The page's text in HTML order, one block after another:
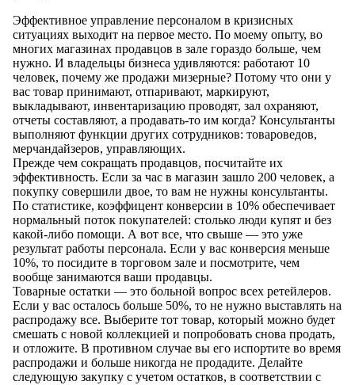
Эффективное управление персоналом в кризисных
ситуациях выходит на первое место. По моему опыту, во
многих магазинах продавцов в зале гораздо больше, чем
нужно. И владельцы бизнеса удивляются: работают 10
человек, почему же продажи мизерные? Потому что они у
вас товар принимают, отпаривают, маркируют,
выкладывают, инвентаризацию проводят, зал охраняют,
отчеты составляют, а продавать-то им когда? Консультанты
выполняют функции других сотрудников: товароведов,
мерчандайзеров, управляющих.
Прежде чем сокращать продавцов, посчитайте их
эффективность. Если за час в магазин зашло 200 человек, а
покупку совершили двое, то вам не нужны консультанты.
По статистике, коэффицент конверсии в 10% обеспечивает
нормальный поток покупателей: столько люди купят и без
какой-либо помощи. А вот все, что свыше — это уже
результат работы персонала. Если у вас конверсия меньше
10%, то посидите в торговом зале и посмотрите, чем
вообще занимаются ваши продавцы.
Товарные остатки — это больной вопрос всех ретейлеров.
Если у вас осталось больше 50%, то не нужно выставлять на
распродажу все. Выберите тот товар, который можно будет
смешать с новой коллекцией и попробовать снова продать,
и отложите. В противном случае вы его испортите во время
распродажи и больше никогда не продадите. Делайте
следующую закупку с учетом остатков, в соответствии с